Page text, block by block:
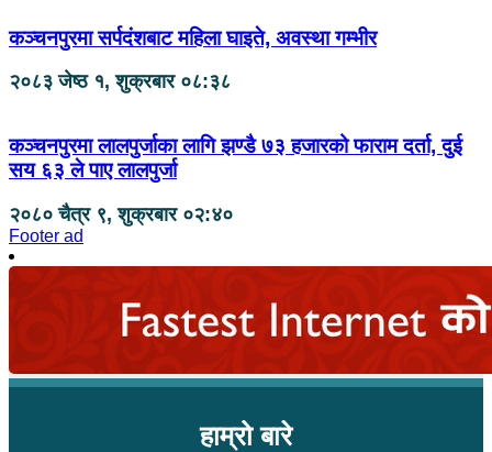
कञ्चनपुरमा सर्पदंशबाट महिला घाइते, अवस्था गम्भीर
२०८३ जेष्ठ १, शुक्रबार ०८:३८
कञ्चनपुरमा लालपुर्जाका लागि झण्डै ७३ हजारको फाराम दर्ता, दुई
सय ६३ ले पाए लालपुर्जा
२०८० चैत्र ९, शुक्रबार ०२:४०
Footer ad
हाम्रो बारे